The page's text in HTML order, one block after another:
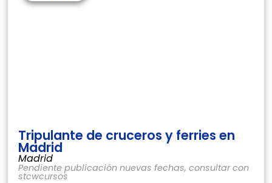
Tripulante de cruceros y ferries en
Madrid
Madrid
Pendiente publicación nuevas fechas, consultar con
stcwcursos